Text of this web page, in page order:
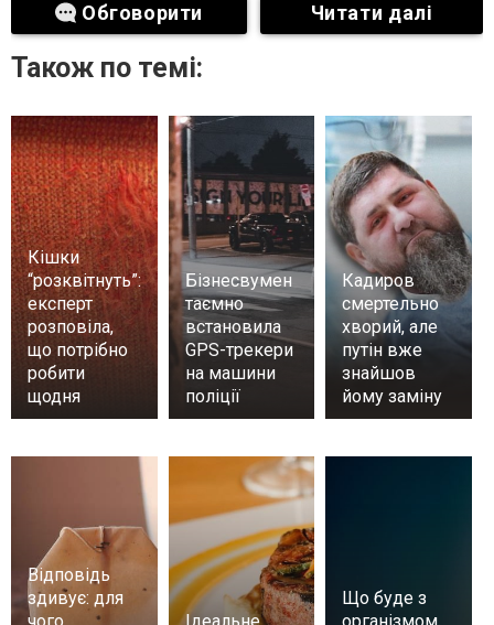
Обговорити Читати далі
Також по темі:
Кішки
“розквітнуть”:
експерт
розповіла,
що потрібно
робити
щодня
Бізнесвумен
таємно
встановила
GPS-трекери
на машини
поліції
Кадиров
смертельно
хворий, але
путін вже
знайшов
йому заміну
Відповідь
здивує: для
Що буде з